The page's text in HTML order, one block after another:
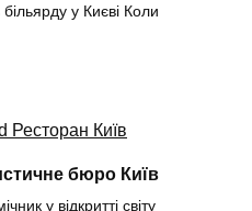
у Києві Коли
бюро Київ
у відкритті світу